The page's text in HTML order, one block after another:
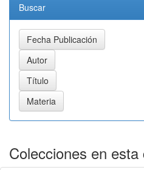
Buscar
Colecciones en esta